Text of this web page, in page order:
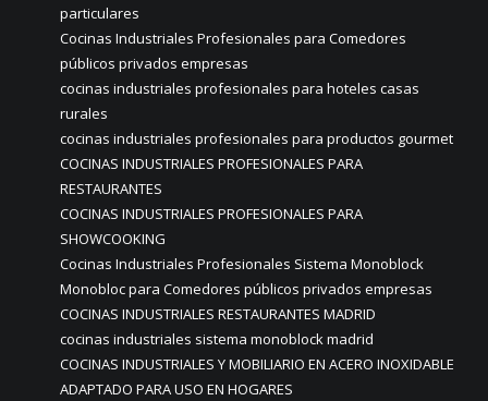
particulares
Cocinas Industriales Profesionales para Comedores
públicos privados empresas
cocinas industriales profesionales para hoteles casas
rurales
cocinas industriales profesionales para productos gourmet
COCINAS INDUSTRIALES PROFESIONALES PARA
RESTAURANTES
COCINAS INDUSTRIALES PROFESIONALES PARA
SHOWCOOKING
Cocinas Industriales Profesionales Sistema Monoblock
Monobloc para Comedores públicos privados empresas
COCINAS INDUSTRIALES RESTAURANTES MADRID
cocinas industriales sistema monoblock madrid
COCINAS INDUSTRIALES Y MOBILIARIO EN ACERO INOXIDABLE
ADAPTADO PARA USO EN HOGARES